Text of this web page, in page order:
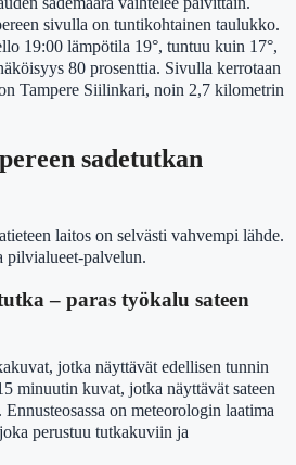
sivulla on tuntikohtainen taulukko.
19:00 lämpötila 19°, tuntuu kuin 17°,
80 prosenttia. Sivulla kerrotaan
Tampere Siilinkari, noin 2,7 kilometrin
sadetutkan
laitos on selvästi vahvempi lähde.
pilvialueet-palvelun.
– paras työkalu sateen
jotka näyttävät edellisen tunnin
minuutin kuvat, jotka näyttävät sateen
on meteorologin laatima
perustuu tutkakuviin ja